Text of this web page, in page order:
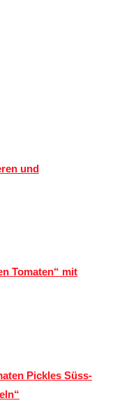
und
Tomaten“ mit
Pickles Süss-